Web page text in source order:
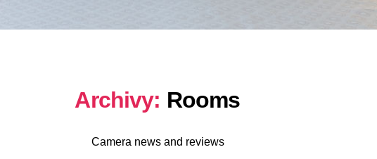
Archivy: Rooms
Camera news and reviews